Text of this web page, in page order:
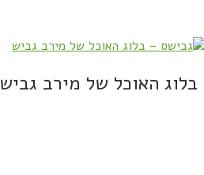
בלוג האוכל של מירב גביש